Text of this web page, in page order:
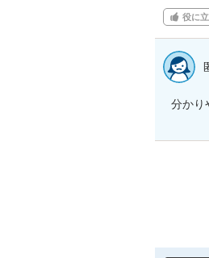
役に
分かり